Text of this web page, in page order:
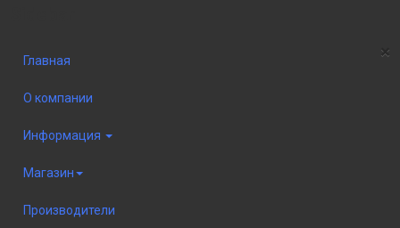
×
Главная
О компании
Информация
Магазин
Производители